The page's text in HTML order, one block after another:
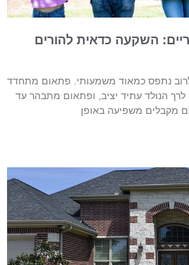
השקעה כדאית להורים
נתפס כמאוד משמעותי. פתאום מתחדד
הנולד עתיד יציב, ופתאום מתבהר עד
משפיעה באופן